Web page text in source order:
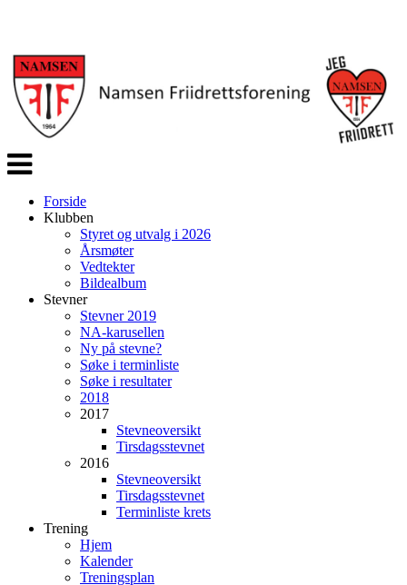
Veksle
navigasjon
Forside
Klubben
Styret og utvalg i 2026
Årsmøter
Vedtekter
Bildealbum
Stevner
Stevner 2019
NA-karusellen
Ny på stevne?
Søke i terminliste
Søke i resultater
2018
2017
Stevneoversikt
Tirsdagsstevnet
2016
Stevneoversikt
Tirsdagsstevnet
Terminliste krets
Trening
Hjem
Kalender
Treningsplan